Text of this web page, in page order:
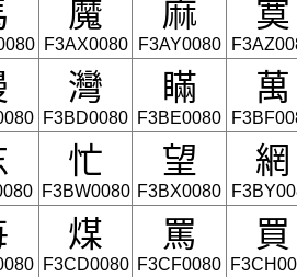
魔
F3AX0080
麻
F3AY0080
寞
灣
F3BD0080
瞞
F3BE0080
萬
忙
F3BW0080
望
F3BX0080
網
煤
F3CD0080
罵
F3CF0080
買